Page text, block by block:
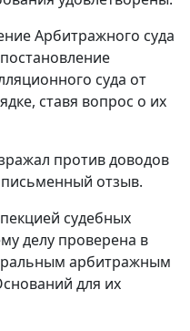
Арбитражного суда
суда от
ставя вопрос о их
против доводов
отзыв.
судебных
делу проверена в
арбитражным
для их